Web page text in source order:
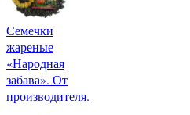
Семечки
жареные
«Народная
забава». От
производителя.